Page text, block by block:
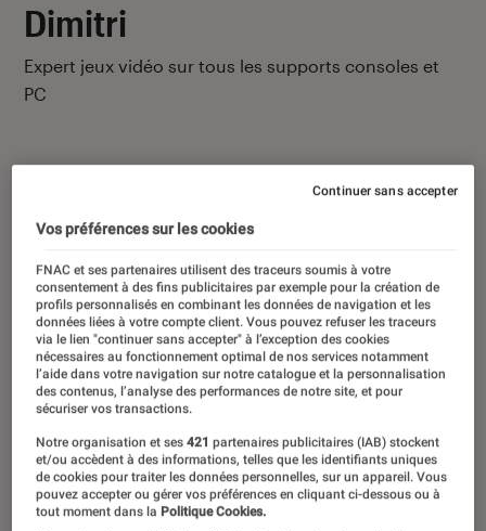
Dimitri
Expert jeux vidéo sur tous les supports consoles et
PC
Ses derniers contenus
Vos préférences sur les cookies
FNAC et ses partenaires utilisent des traceurs soumis à votre
consentement à des fins publicitaires par exemple pour la création de
profils personnalisés en combinant les données de navigation et les
données liées à votre compte client. Vous pouvez refuser les traceurs
via le lien "continuer sans accepter" à l’exception des cookies
nécessaires au fonctionnement optimal de nos services notamment
l’aide dans votre navigation sur notre catalogue et la personnalisation
des contenus, l’analyse des performances de notre site, et pour
sécuriser vos transactions.
Notre organisation et ses421 partenaires publicitaires (IAB) stockent
et/ou accèdent à des informations, telles que les identifiants uniques
de cookies pour traiter les données personnelles, sur un appareil. Vous
pouvez accepter ou gérer vos préférences en cliquant ci-dessous ou à
tout moment dans la Politique Cookies.
Continuer sans accepter